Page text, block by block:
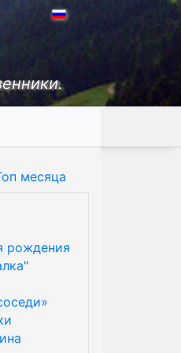
месяца
рождения